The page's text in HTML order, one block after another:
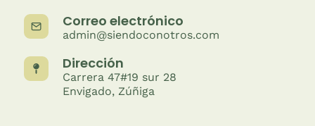
Correo electrónico
admin@siendoconotros.com
Dirección
Carrera 47#19 sur 28
Envigado, Zúñiga